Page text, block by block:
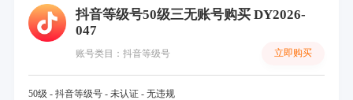
抖音等级号50级三无账号购买 DY2026-
047
账号类目：抖音等级号 立即购买
50级 - 抖音等级号 - 未认证 - 无违规